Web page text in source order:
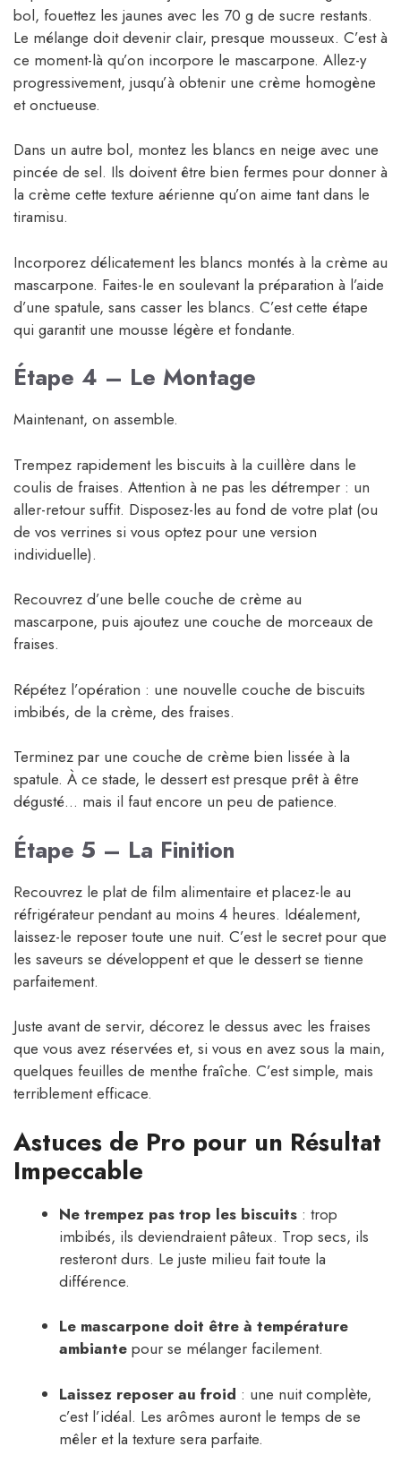
bol, fouettez les jaunes avec les 70 g de sucre restants.
Le mélange doit devenir clair, presque mousseux. C’est à
ce moment-là qu’on incorpore le mascarpone. Allez-y
progressivement, jusqu’à obtenir une crème homogène
et onctueuse.
Dans un autre bol, montez les blancs en neige avec une
pincée de sel. Ils doivent être bien fermes pour donner à
la crème cette texture aérienne qu’on aime tant dans le
tiramisu.
Incorporez délicatement les blancs montés à la crème au
mascarpone. Faites-le en soulevant la préparation à l’aide
d’une spatule, sans casser les blancs. C’est cette étape
qui garantit une mousse légère et fondante.
Étape 4 – Le Montage
Maintenant, on assemble.
Trempez rapidement les biscuits à la cuillère dans le
coulis de fraises. Attention à ne pas les détremper : un
aller-retour suffit. Disposez-les au fond de votre plat (ou
de vos verrines si vous optez pour une version
individuelle).
Recouvrez d’une belle couche de crème au
mascarpone, puis ajoutez une couche de morceaux de
fraises.
Répétez l’opération : une nouvelle couche de biscuits
imbibés, de la crème, des fraises.
Terminez par une couche de crème bien lissée à la
spatule. À ce stade, le dessert est presque prêt à être
dégusté… mais il faut encore un peu de patience.
Étape 5 – La Finition
Recouvrez le plat de film alimentaire et placez-le au
réfrigérateur pendant au moins 4 heures. Idéalement,
laissez-le reposer toute une nuit. C’est le secret pour que
les saveurs se développent et que le dessert se tienne
parfaitement.
Juste avant de servir, décorez le dessus avec les fraises
que vous avez réservées et, si vous en avez sous la main,
quelques feuilles de menthe fraîche. C’est simple, mais
terriblement efficace.
Astuces de Pro pour un Résultat
Impeccable
Ne trempez pas trop les biscuits : trop
imbibés, ils deviendraient pâteux. Trop secs, ils
resteront durs. Le juste milieu fait toute la
différence.
Le mascarpone doit être à température
ambiante pour se mélanger facilement.
Laissez reposer au froid : une nuit complète,
c’est l’idéal. Les arômes auront le temps de se
mêler et la texture sera parfaite.